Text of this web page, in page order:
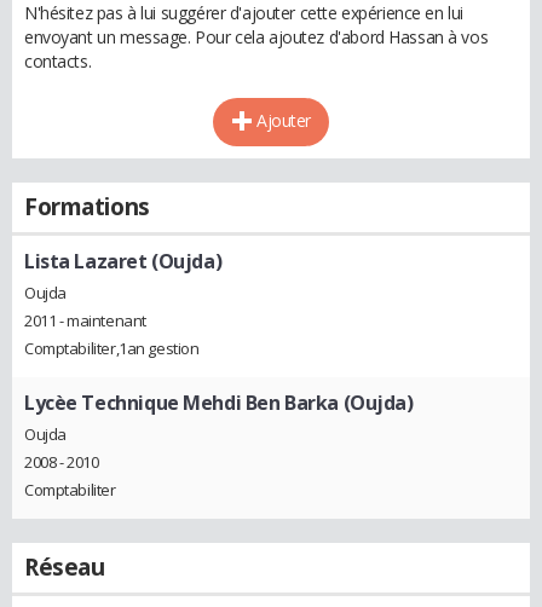
N'hésitez pas à lui suggérer d'ajouter cette expérience en lui
envoyant un message. Pour cela ajoutez d'abord Hassan à vos
contacts.
Ajouter
Formations
Lista Lazaret (Oujda)
Oujda
2011 - maintenant
Comptabiliter,1an gestion
Lycèe Technique Mehdi Ben Barka (Oujda)
Oujda
2008 - 2010
Comptabiliter
Réseau